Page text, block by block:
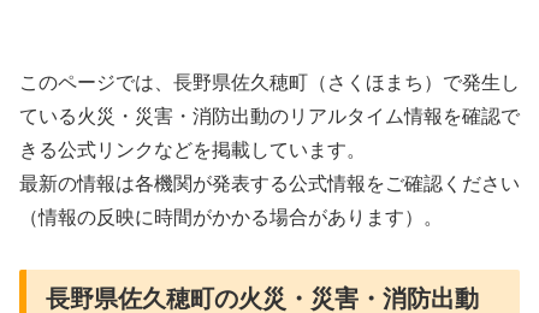
このページでは、長野県佐久穂町（さくほまち）で発生し
ている火災・災害・消防出動のリアルタイム情報を確認で
きる公式リンクなどを掲載しています。
最新の情報は各機関が発表する公式情報をご確認ください
（情報の反映に時間がかかる場合があります）。
長野県佐久穂町の火災・災害・消防出動